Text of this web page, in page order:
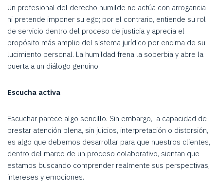
Un profesional del derecho humilde no actúa con arrogancia
ni pretende imponer su ego; por el contrario, entiende su rol
de servicio dentro del proceso de justicia y aprecia el
propósito más amplio del sistema jurídico por encima de su
lucimiento personal. La humildad frena la soberbia y abre la
puerta a un diálogo genuino.
Escucha activa
Escuchar parece algo sencillo. Sin embargo, la capacidad de
prestar atención plena, sin juicios, interpretación o distorsión,
es algo que debemos desarrollar para que nuestros clientes,
dentro del marco de un proceso colaborativo, sientan que
estamos buscando comprender realmente sus perspectivas,
intereses y emociones.